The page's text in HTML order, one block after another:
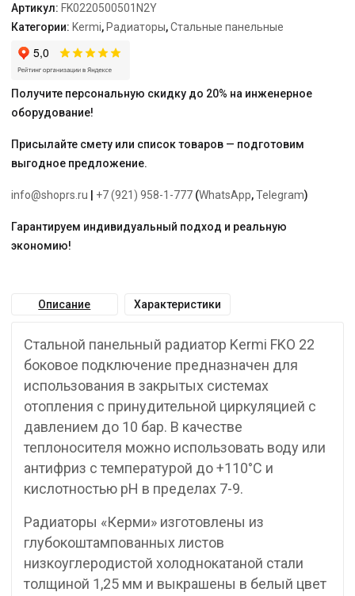
9016
(белый),
Kermi
Артикул: FK0220500501N2Y
Категории: Kermi, Радиаторы,Стальные панельные
Получите персональную скидку до 20% на инженерное
оборудование!
Присылайте смету или список товаров — подготовим
выгодное предложение.
info@shoprs.ru +7 (921) 958-1-777 (WhatsApp,Telegram)
Гарантируем индивидуальный подход и реальную
экономию!
Описание Характеристики
Стальной панельный радиатор Kermi FKO 22
боковое подключение предназначен для
использования в закрытых системах
отопления с принудительной циркуляцией с
давлением до 10 бар. В качестве
теплоносителя можно использовать воду или
антифриз с температурой до +110°C и
кислотностью pH в пределах 7-9.
Радиаторы «Керми» изготовлены из
глубокоштампованных листов
низкоуглеродистой холоднокатаной стали
толщиной 1,25 мм и выкрашены в белый цвет